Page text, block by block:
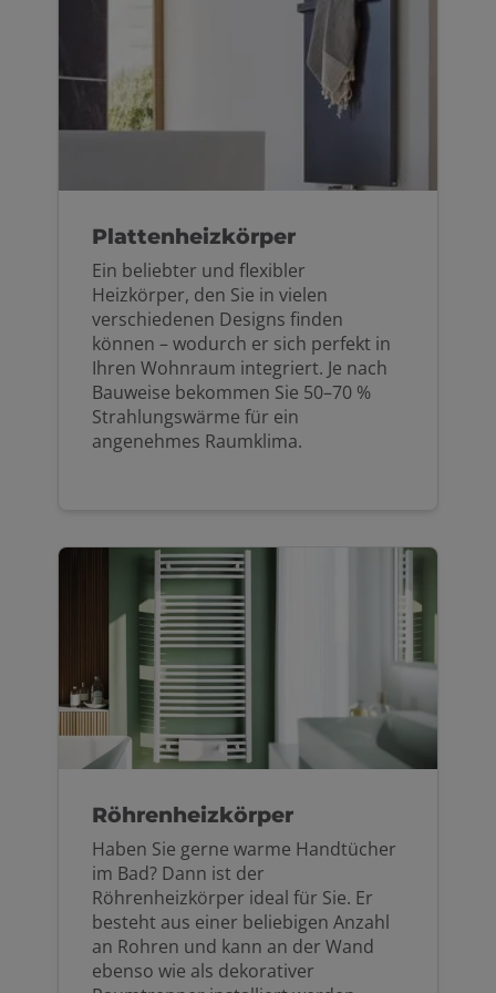
Plattenheizkörper
Ein beliebter und flexibler
Heizkörper, den Sie in vielen
verschiedenen Designs finden
können – wodurch er sich perfekt in
Ihren Wohnraum integriert. Je nach
Bauweise bekommen Sie 50–70 %
Strahlungswärme für ein
angenehmes Raumklima.
Röhrenheizkörper
Haben Sie gerne warme Handtücher
im Bad? Dann ist der
Röhrenheizkörper ideal für Sie. Er
besteht aus einer beliebigen Anzahl
an Rohren und kann an der Wand
ebenso wie als dekorativer